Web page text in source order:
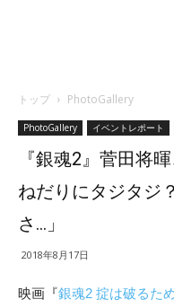
トップ PhotoGallery
PhotoGallery イベントレポート
『銀魂2』菅田将
ねだりにタジタジ
さ…」
2018年8月17日
映画『銀魂2 掟は破るた